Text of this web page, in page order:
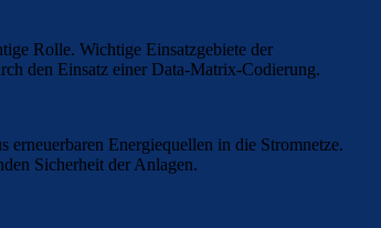
Rolle. Wichtige Einsatzgebiete der
den Einsatz einer Data-Matrix-Codierung.
Energiequellen in die Stromnetze.
Sicherheit der Anlagen.